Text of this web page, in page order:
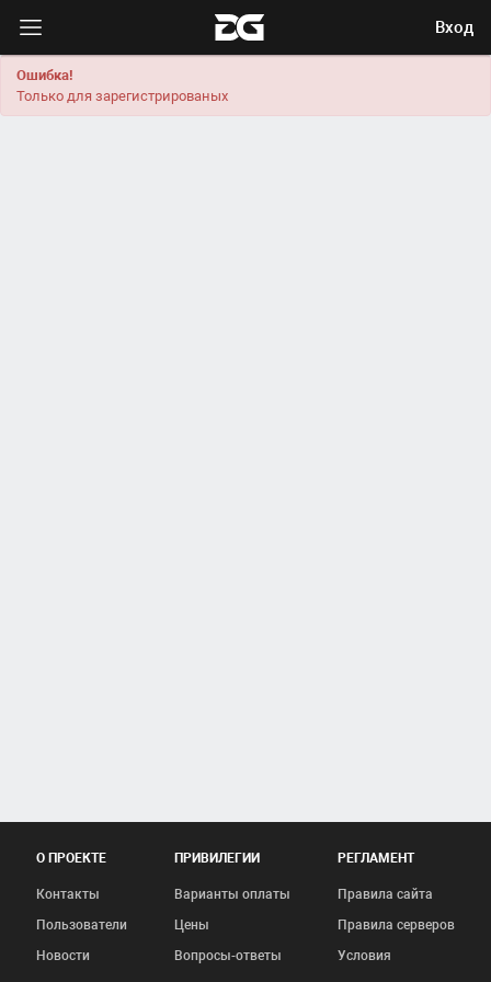
Вход
Ошибка!
Только для зарегистрированых
О ПРОЕКТЕ
Контакты
Пользователи
Новости
ПРИВИЛЕГИИ
Варианты оплаты
Цены
Вопросы-ответы
РЕГЛАМЕНТ
Правила сайта
Правила серверов
Условия